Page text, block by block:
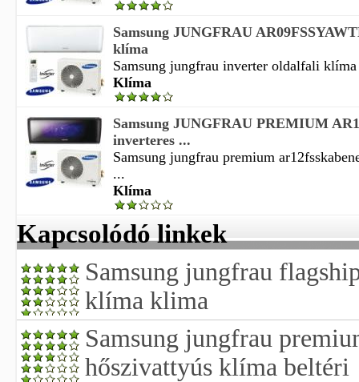
Samsung JUNGFRAU
klíma
Samsung jungfrau inverter oldalfali
Klíma
Samsung JUNGFRAU PREMIUM
inverteres ...
Samsung jungfrau premium
...
Klíma
Kapcsolódó linkek
Samsung jungfrau
klíma klima
Samsung jungfrau
hőszivattyús klíma beltéri